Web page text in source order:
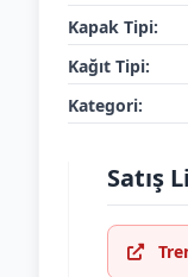
Kapak Tipi:
Kağıt Tipi:
Kategori:
Satış